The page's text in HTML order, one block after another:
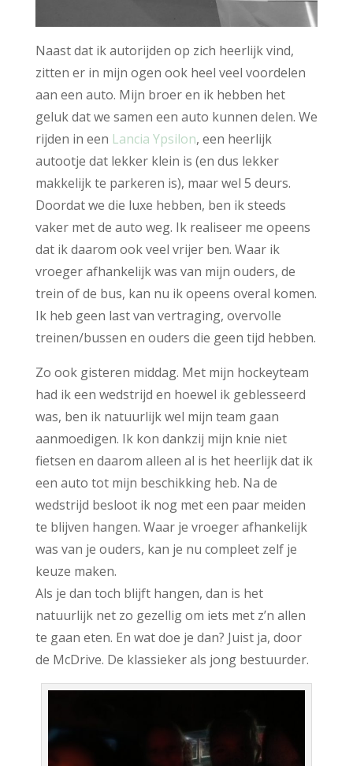
Naast dat ik autorijden op zich heerlijk vind,
zitten er in mijn ogen ook heel veel voordelen
aan een auto. Mijn broer en ik hebben het
geluk dat we samen een auto kunnen delen. We
rijden in een Lancia Ypsilon, een heerlijk
autootje dat lekker klein is (en dus lekker
makkelijk te parkeren is), maar wel 5 deurs.
Doordat we die luxe hebben, ben ik steeds
vaker met de auto weg. Ik realiseer me opeens
dat ik daarom ook veel vrijer ben. Waar ik
vroeger afhankelijk was van mijn ouders, de
trein of de bus, kan nu ik opeens overal komen.
Ik heb geen last van vertraging, overvolle
treinen/bussen en ouders die geen tijd hebben.
Zo ook gisteren middag. Met mijn hockeyteam
had ik een wedstrijd en hoewel ik geblesseerd
was, ben ik natuurlijk wel mijn team gaan
aanmoedigen. Ik kon dankzij mijn knie niet
fietsen en daarom alleen al is het heerlijk dat ik
een auto tot mijn beschikking heb. Na de
wedstrijd besloot ik nog met een paar meiden
te blijven hangen. Waar je vroeger afhankelijk
was van je ouders, kan je nu compleet zelf je
keuze maken.
Als je dan toch blijft hangen, dan is het
natuurlijk net zo gezellig om iets met z’n allen
te gaan eten. En wat doe je dan? Juist ja, door
de McDrive. De klassieker als jong bestuurder.